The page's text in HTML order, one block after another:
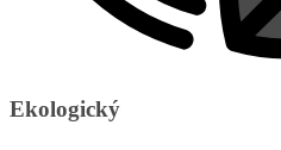
Ekologický